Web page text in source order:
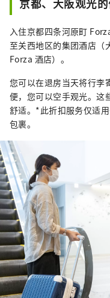
京都、大阪观光
入住京都四条河原町
至关西地区的集团酒店（
Forza 酒店）。
您可以在退房当天将行李
便，您可以空手观光。这
舒适。*此折扣服务仅适
包裹。